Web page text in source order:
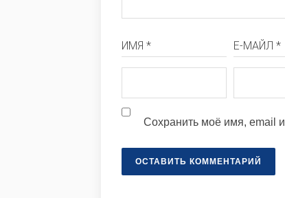
ИМЯ * Е-МАЙЛ *
Сохранить моё имя, email
ОСТАВИТЬ КОММЕНТАРИЙ